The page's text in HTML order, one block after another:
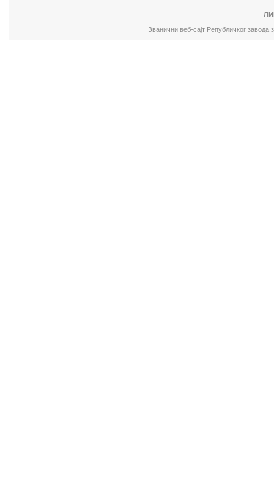
Званични веб-сајт Републичког